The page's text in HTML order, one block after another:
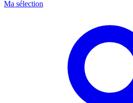
Ma sélection